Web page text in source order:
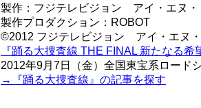
製作：フジテレビジョン アイ・エヌ・
製作プロダクション：ROBOT
©2012 フジテレビジョン アイ・エヌ
『踊る大捜査線 THE FINAL 新たなる希
2012年9月7日（金）全国東宝系ロード
→『踊る大捜査線』の記事を探す